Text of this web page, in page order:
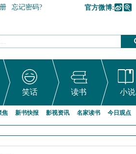
忘记密码? 官方微博:
笑话 读书 小说
焦 新书快报 影视资讯 名家读书 今日观点